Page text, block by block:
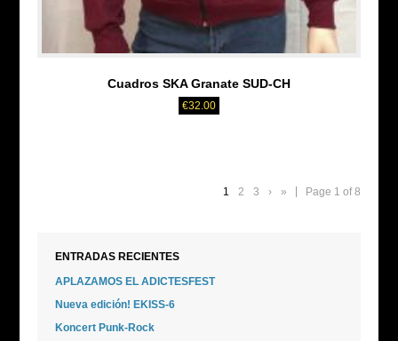
Cuadros SKA Granate SUD-CH
€32.00
Page 1 of 8
1 2 3 › »
ENTRADAS RECIENTES
APLAZAMOS EL ADICTESFEST
Nueva edición! EKISS-6
Koncert Punk-Rock